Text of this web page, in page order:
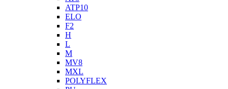
ATP10
ELO
F2
H
L
M
MV8
MXL
POLYFLEX